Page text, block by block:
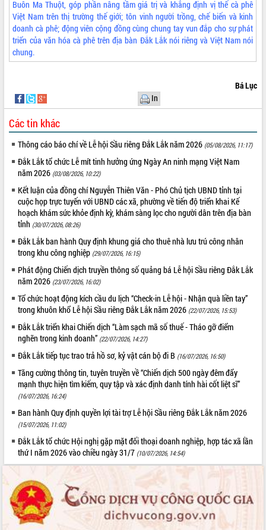
Buôn Ma Thuột, góp phần nâng tầm giá trị và khẳng định vị thế cà phê
Việt Nam trên thị trường thế giới; tôn vinh người trồng, chế biến và kinh
doanh cà phê; động viên cộng đồng cùng chung tay vun đắp cho sự phát
triển của văn hóa cà phê trên địa bàn Đắk Lắk nói riêng và Việt Nam nói
chung.
Bá Lục
In
Các tin khác
Thông cáo báo chí về Lễ hội Sầu riêng Đắk Lắk năm 2026 (05/08/2026, 11:17)
Đắk Lắk tổ chức Lễ mít tinh hưởng ứng Ngày An ninh mạng Việt Nam
năm 2026 (03/08/2026, 10:22)
Kết luận của đồng chí Nguyễn Thiên Văn - Phó Chủ tịch UBND tỉnh tại
cuộc họp trực tuyến với UBND các xã, phường về tiến độ triển khai Kế
hoạch khám sức khỏe định kỳ, khám sàng lọc cho người dân trên địa bàn
tỉnh (30/07/2026, 08:26)
Đắk Lắk ban hành Quy định khung giá cho thuê nhà lưu trú công nhân
trong khu công nghiệp (29/07/2026, 16:15)
Phát động Chiến dịch truyền thông số quảng bá Lễ hội Sầu riêng Đắk Lắk
năm 2026 (23/07/2026, 16:02)
Tổ chức hoạt động kích cầu du lịch “Check-in Lễ hội - Nhận quà liền tay”
trong khuôn khổ Lễ hội Sầu riêng Đắk Lắk năm 2026 (22/07/2026, 15:53)
Đắk Lắk triển khai Chiến dịch “Làm sạch mã số thuế - Tháo gỡ điểm
nghẽn trong kinh doanh” (22/07/2026, 14:27)
Đắk Lắk tiếp tục trao trả hồ sơ, kỷ vật cán bộ đi B (16/07/2026, 16:50)
Tăng cường thông tin, tuyên truyền về “Chiến dịch 500 ngày đêm đẩy
mạnh thực hiện tìm kiếm, quy tập và xác định danh tính hài cốt liệt sĩ”
(16/07/2026, 16:24)
Ban hành Quy định quyền lợi tài trợ Lễ hội Sầu riêng Đắk Lắk năm 2026
(15/07/2026, 11:02)
Đắk Lắk tổ chức Hội nghị gặp mặt đối thoại doanh nghiệp, hợp tác xã lần
thứ I năm 2026 vào chiều ngày 31/7 (10/07/2026, 14:54)